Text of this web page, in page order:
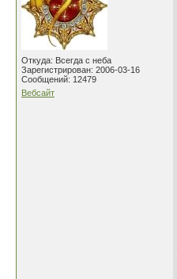
Откуда: Всегда с неба
Зарегистрирован: 2006-03-16
Сообщений: 12479
Вебсайт